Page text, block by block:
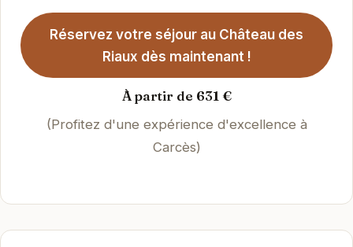
Réservez votre séjour au Château des
Riaux dès maintenant !
À partir de 631 €
(Profitez d'une expérience d'excellence à
Carcès)